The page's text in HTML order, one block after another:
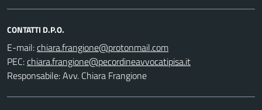
CONTATTI D.P.O.
E-mail:
PEC:
Responsabile: Avv. Chiara Frangione